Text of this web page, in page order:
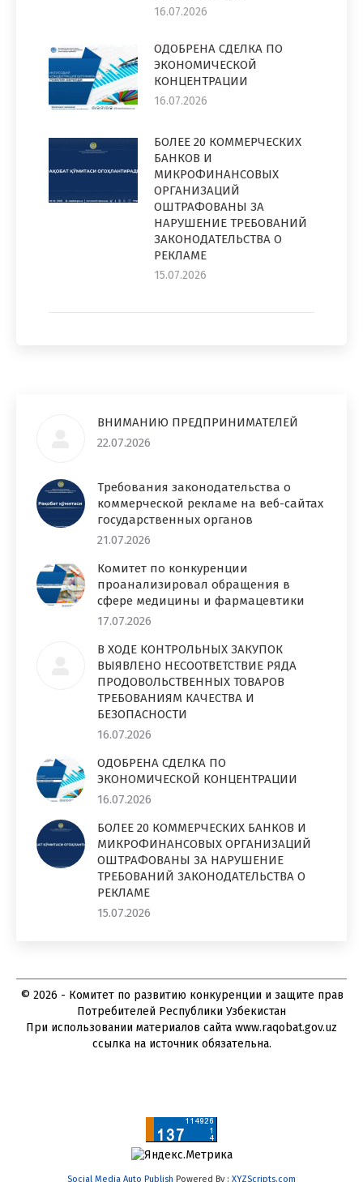
16.07.2026
ОДОБРЕНА СДЕЛКА ПО
ЭКОНОМИЧЕСКОЙ
КОНЦЕНТРАЦИИ
16.07.2026
БОЛЕЕ 20 КОММЕРЧЕСКИХ
БАНКОВ И
МИКРОФИНАНСОВЫХ
ОРГАНИЗАЦИЙ
ОШТРАФОВАНЫ ЗА
НАРУШЕНИЕ ТРЕБОВАНИЙ
ЗАКОНОДАТЕЛЬСТВА О
РЕКЛАМЕ
15.07.2026
ВНИМАНИЮ ПРЕДПРИНИМАТЕЛЕЙ
22.07.2026
Требования законодательства о
коммерческой рекламе на веб-сайтах
государственных органов
21.07.2026
Комитет по конкуренции
проанализировал обращения в
сфере медицины и фармацевтики
17.07.2026
В ХОДЕ КОНТРОЛЬНЫХ ЗАКУПОК
ВЫЯВЛЕНО НЕСООТВЕТСТВИЕ РЯДА
ПРОДОВОЛЬСТВЕННЫХ ТОВАРОВ
ТРЕБОВАНИЯМ КАЧЕСТВА И
БЕЗОПАСНОСТИ
16.07.2026
ОДОБРЕНА СДЕЛКА ПО
ЭКОНОМИЧЕСКОЙ КОНЦЕНТРАЦИИ
16.07.2026
БОЛЕЕ 20 КОММЕРЧЕСКИХ БАНКОВ И
МИКРОФИНАНСОВЫХ ОРГАНИЗАЦИЙ
ОШТРАФОВАНЫ ЗА НАРУШЕНИЕ
ТРЕБОВАНИЙ ЗАКОНОДАТЕЛЬСТВА О
РЕКЛАМЕ
15.07.2026
© 2026 - Комитет по развитию конкуренции и защите прав
Потребителей Республики Узбекистан
При использовании материалов сайта www.raqobat.gov.uz
ссылка на источник обязательна.
Social Media Auto Publish Powered By : XYZScripts.com